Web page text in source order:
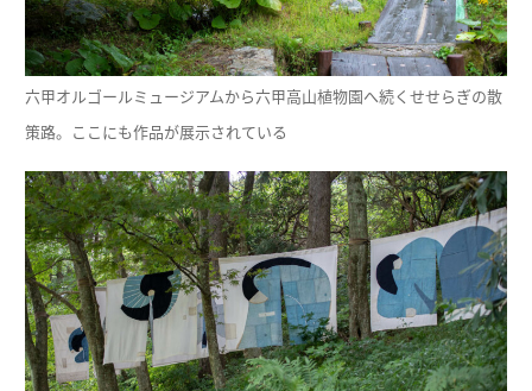
六甲オルゴールミュージアムから六甲高山植物園へ続くせせらぎの散
策路。ここにも作品が展示されている